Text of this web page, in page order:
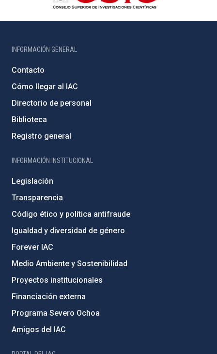
INFORMACIÓN GENERAL
Contacto
Cómo llegar al IAC
Directorio de personal
Biblioteca
Registro general
INFORMACIÓN INSTITUCIONAL
Legislación
Transparencia
Código ético y política antifraude
Igualdad y diversidad de género
Forever IAC
Medio Ambiente y Sostenibilidad
Proyectos institucionales
Financiación externa
Programa Severo Ochoa
Amigos del IAC